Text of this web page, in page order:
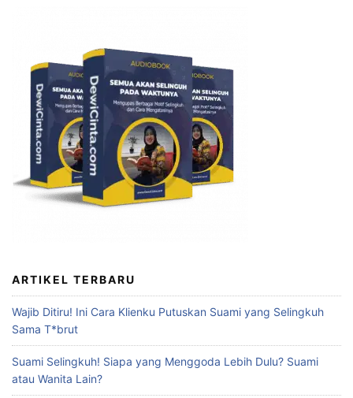
ARTIKEL TERBARU
Wajib Ditiru! Ini Cara Klienku Putuskan Suami yang Selingkuh
Sama T*brut
Suami Selingkuh! Siapa yang Menggoda Lebih Dulu? Suami
atau Wanita Lain?